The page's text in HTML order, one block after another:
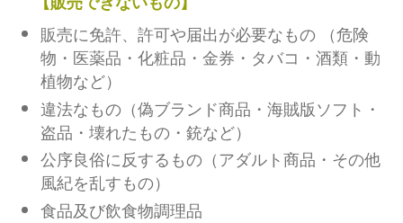
販売に免許、許可や届出が必要なもの （危険
物・医薬品・化粧品・金券・タバコ・酒類・動
植物など）
違法なもの（偽ブランド商品・海賊版ソフト・
盗品・壊れたもの・銃など）
公序良俗に反するもの（アダルト商品・その他
風紀を乱すもの）
食品及び飲食物調理品